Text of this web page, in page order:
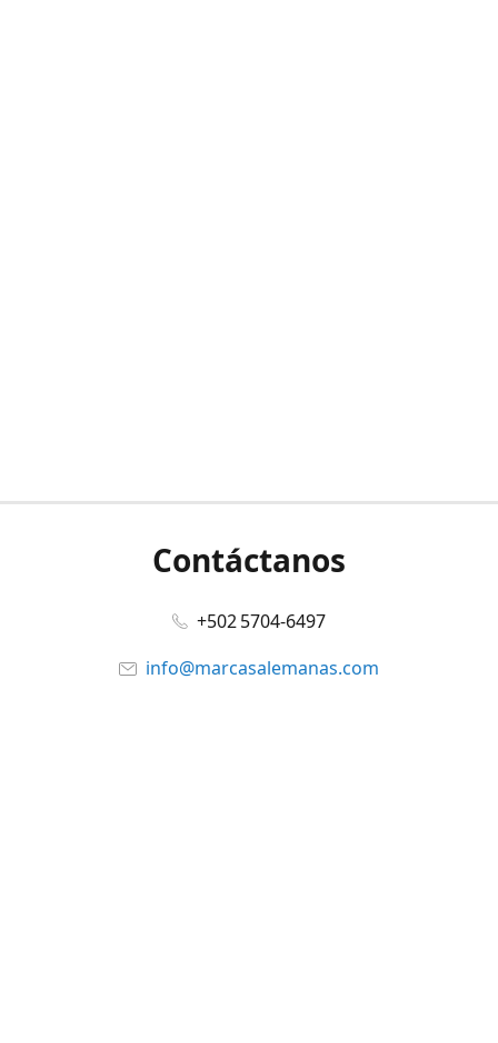
Contáctanos
+502 5704-6497
info@marcasalemanas.com